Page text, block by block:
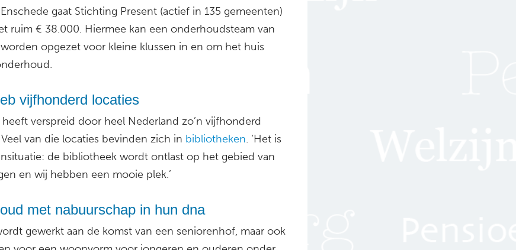
gaat Stichting Present (actief in 135 gemeenten)
ruim € 38.000. Hiermee kan een onderhoudsteam van
worden opgezet voor kleine klussen in en om het huis
vijfhonderd locaties
heeft verspreid door heel Nederland zo’n vijfhonderd
van die locaties bevinden zich in bibliotheken. ‘Het is
de bibliotheek wordt ontlast op het gebied van
en wij hebben een mooie plek.’
met nabuurschap in hun dna
gewerkt aan de komst van een seniorenhof, maar ook